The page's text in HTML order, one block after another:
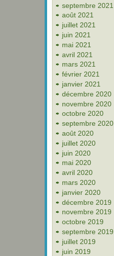
septembre 2021
août 2021
juillet 2021
juin 2021
mai 2021
avril 2021
mars 2021
février 2021
janvier 2021
décembre 2020
novembre 2020
octobre 2020
septembre 2020
août 2020
juillet 2020
juin 2020
mai 2020
avril 2020
mars 2020
janvier 2020
décembre 2019
novembre 2019
octobre 2019
septembre 2019
juillet 2019
juin 2019